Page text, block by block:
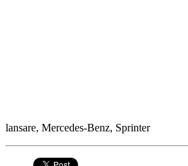
lansare, Mercedes-Benz, Sprinter